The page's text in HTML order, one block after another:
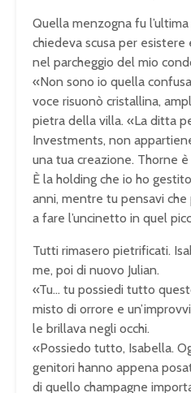
Quella menzogna fu
chiedeva scusa per
nel parcheggio del mio
«Non sono io quella
voce risuonò cristallina,
pietra della villa. «La ditta
Investments, non
una tua creazione. Thorne
È la holding che io ho
anni, mentre tu pensavi che
a fare l’uncinetto in quel
Tutti rimasero pietrificati.
me, poi di nuovo Julian.
«Tu… tu possiedi tutto
misto di orrore e
le brillava negli occhi.
«Possiedo tutto, Isabella.
genitori hanno appena
di quello champagne